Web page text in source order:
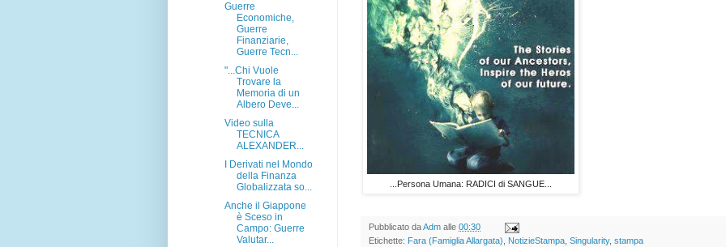
...Persona Umana: RADICI di SANGUE...
Pubblicato daAdm alle 00:30
Etichette: Fara (Famiglia Allargata) NotizieStampa Singularity, stampa
Guerre
Economiche,
Guerre
Finanziarie,
Guerre Tecn...
"...Chi Vuole
Trovare la
Memoria di un
Albero Deve...
Video sulla
TECNICA
ALEXANDER...
I Derivati nel Mondo
della Finanza
Globalizzata so...
Anche il Giappone
è Sceso in
Campo: Guerre
Valutar...